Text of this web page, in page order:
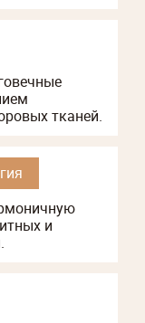
тканей.
и